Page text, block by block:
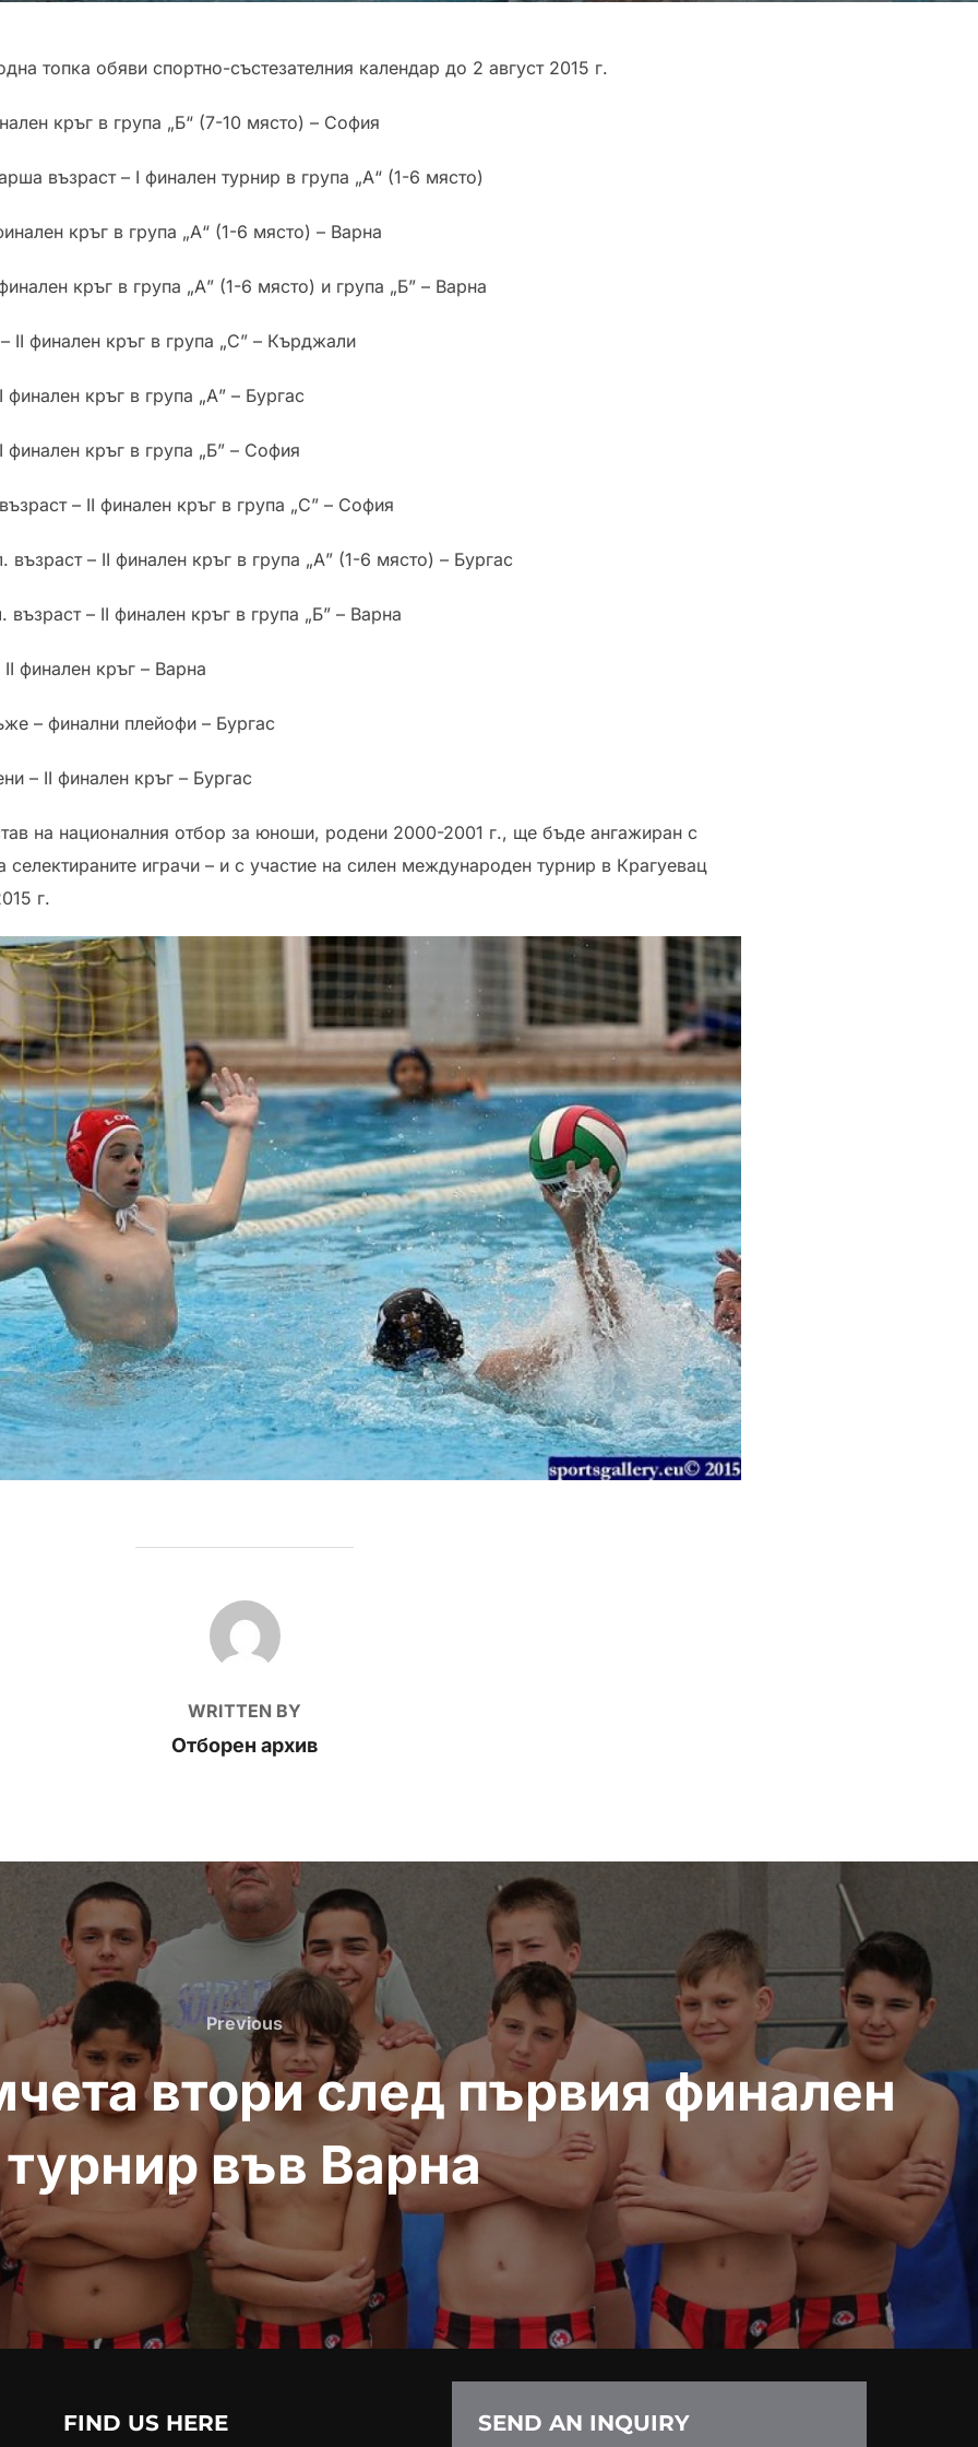
топка обяви спортно-състезателния календар до 2 август 2015 г.
кръг в група „Б“ (7-10 място) – София
възраст – І финален турнир в група „А“ (1-6 място)
кръг в група „А“ (1-6 място) – Варна
кръг в група „А” (1-6 място) и група „Б” – Варна
финален кръг в група „С” – Кърджали
кръг в група „А” – Бургас
кръг в група „Б” – София
– ІІ финален кръг в група „С” – София
– ІІ финален кръг в група „А” (1-6 място) – Бургас
– ІІ финален кръг в група „Б” – Варна
финален кръг – Варна
– финални плейофи – Бургас
– ІІ финален кръг – Бургас
на националния отбор за юноши, родени 2000-2001 г., ще бъде ангажиран с
селектираните играчи – и с участие на силен международен турнир в Крагуевац
г.
POST AUTHOR
WRITTEN BY
Отборен архив
Previous
Previous
втори след първия финален
турнир във Варна
FIND US HERE SEND AN INQUIRY